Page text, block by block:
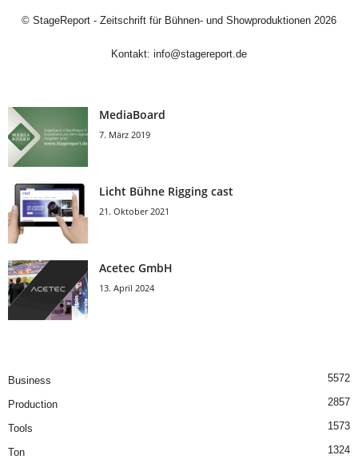
© StageReport - Zeitschrift für Bühnen- und Showproduktionen 2026
Kontakt: info@stagereport.de
MediaBoard
7. März 2019
Licht Bühne Rigging cast
21. Oktober 2021
Acetec GmbH
13. April 2024
Business 5572
Production 2857
Tools 1573
Ton 1324